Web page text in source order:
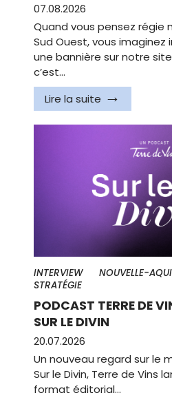
07.08.2026
Quand vous pensez régie
Sud Ouest, vous
une bannière sur notre
c’est…
Lire la suite
INTERVIEW
NOUVELLE-
STRATÉGIE
PODCAST TERRE DE
SUR LE DIVIN
20.07.2026
Un nouveau regard sur le
Sur le Divin, Terre de Vins
format éditorial…